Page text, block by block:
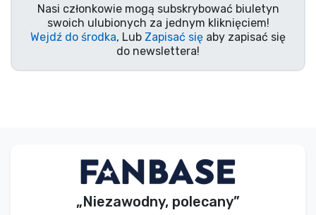
Nasi członkowie mogą subskrybować biuletyn
swoich ulubionych za jednym kliknięciem!
Wejdź do środka, Lub Zapisać się aby zapisać się
do newslettera!
„Niezawodny, polecany”
Rzeczy muzyczne
Typy produktów